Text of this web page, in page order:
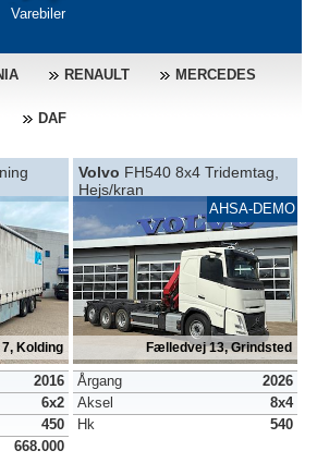
Varebiler
RENAULT MERCEDES
DAF
Kolding
2016
6x2
450
668.000
Volvo FH540 8x4 Tridemtag,
Hejs/kran
AHSA-DEMO
Fælledvej 13, Grindsted
Årgang
2026
Aksel
8x4
Hk
540